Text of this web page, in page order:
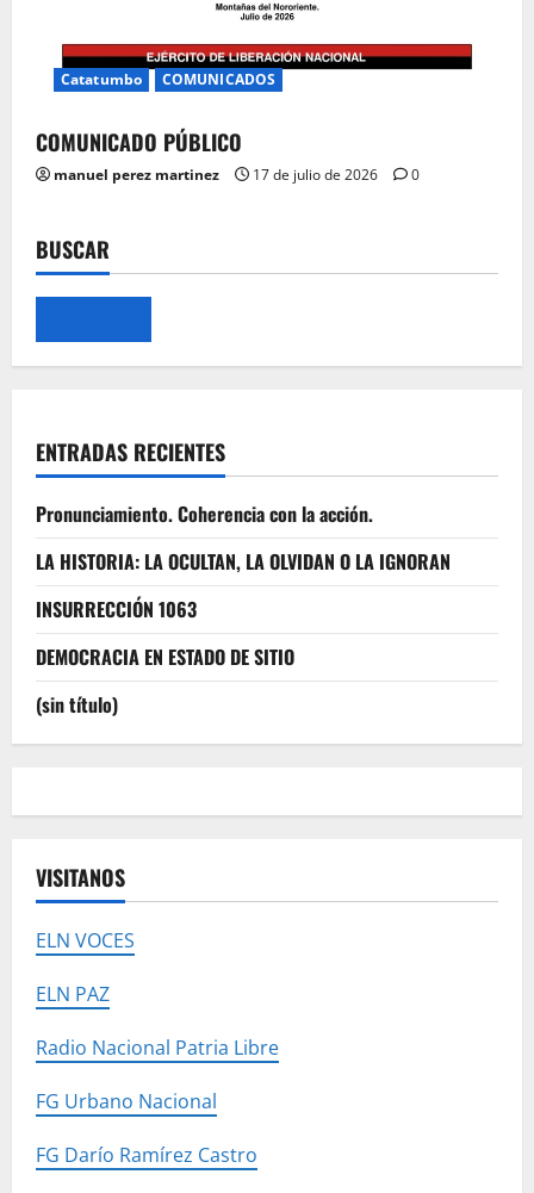
Catatumbo COMUNICADOS
COMUNICADO PÚBLICO
manuel perez martinez 17 de julio de 2026 0
BUSCAR
ENTRADAS RECIENTES
Pronunciamiento. Coherencia con la acción.
LA HISTORIA: LA OCULTAN, LA OLVIDAN O LA IGNORAN
INSURRECCIÓN 1063
DEMOCRACIA EN ESTADO DE SITIO
(sin título)
VISITANOS
ELN VOCES
ELN PAZ
Radio Nacional Patria Libre
FG Urbano Nacional
FG Darío Ramírez Castro